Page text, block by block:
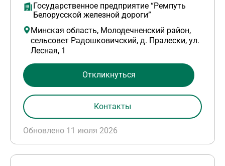
Государственное предприятие “Ремпуть
Белорусской железной дороги”
Минская область, Молодечненский район,
сельсовет Радошковичский, д. Пралески, ул.
Лесная, 1
Обновлено 11 июля 2026
Откликнуться
Контакты